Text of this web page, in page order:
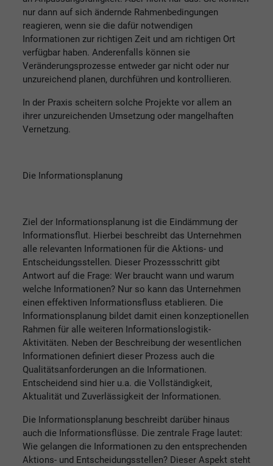
nur dann auf sich ändernde Rahmenbedingungen
reagieren, wenn sie die dafür notwendigen
Informationen zur richtigen Zeit und am richtigen Ort
verfügbar haben. Anderenfalls können sie
Veränderungsprozesse entweder gar nicht oder nur
unzureichend planen, durchführen und kontrollieren.
In der Praxis scheitern solche Projekte vor allem an
ihrer unzureichenden Umsetzung oder mangelhaften
Vernetzung.
Die Informationsplanung
Ziel der Informationsplanung ist die Eindämmung der
Informationsflut. Hierbei beschreibt das Unternehmen
alle relevanten Informationen für die Aktions- und
Entscheidungsstellen. Dieser Prozessschritt gibt
Antwort auf die Frage: Wer braucht wann und warum
welche Informationen? Nur so kann das Unternehmen
einen effektiven Informationsfluss etablieren. Die
Informationsplanung bildet damit einen konzeptionellen
Rahmen für alle weiteren Informationslogistik-
Aktivitäten. Neben der Beschreibung der wesentlichen
Informationen definiert dieser Prozess auch die
Qualitätsanforderungen an die Informationen.
Entscheidend sind hier u.a. die Vollständigkeit,
Aktualität und Zuverlässigkeit der Informationen.
Die Informationsplanung beschreibt darüber hinaus
auch die Informationsflüsse. Die zentrale Frage lautet:
Wie gelangen die Informationen zu den entsprechenden
Aktions- und Entscheidungsstellen? Dieser Aspekt steht